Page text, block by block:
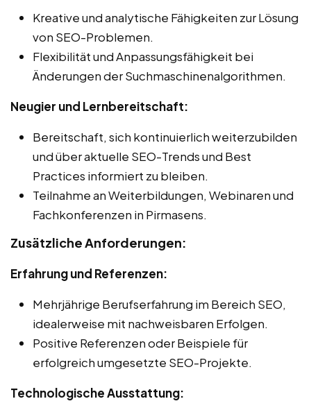
Kreative und analytische Fähigkeiten zur Lösung
von SEO-Problemen.
Flexibilität und Anpassungsfähigkeit bei
Änderungen der Suchmaschinenalgorithmen.
Neugier und Lernbereitschaft:
Bereitschaft, sich kontinuierlich weiterzubilden
und über aktuelle SEO-Trends und Best
Practices informiert zu bleiben.
Teilnahme an Weiterbildungen, Webinaren und
Fachkonferenzen in Pirmasens.
Zusätzliche Anforderungen:
Erfahrung und Referenzen:
Mehrjährige Berufserfahrung im Bereich SEO,
idealerweise mit nachweisbaren Erfolgen.
Positive Referenzen oder Beispiele für
erfolgreich umgesetzte SEO-Projekte.
Technologische Ausstattung: